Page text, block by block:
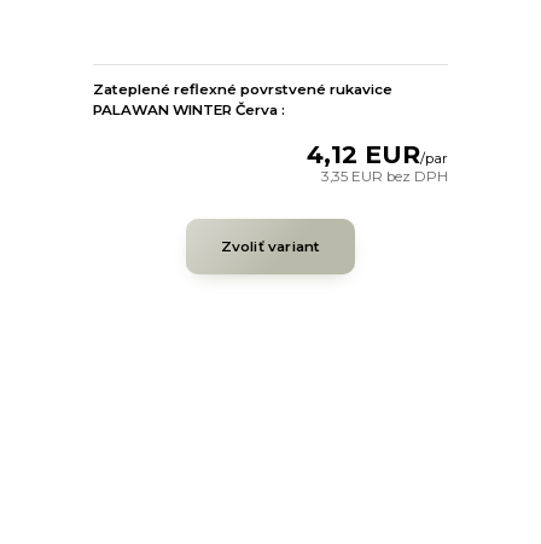
Zateplené reflexné povrstvené rukavice
PALAWAN WINTER Červa :
4,12 EUR/par
3,35 EUR bez DPH
Zvoliť variant